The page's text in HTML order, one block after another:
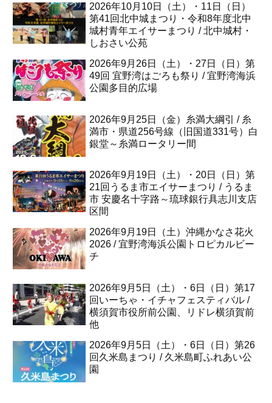
2026年10月10日（土）・11日（日）
第41回北中城まつり・令和8年度北中
城村青年エイサーまつり / 北中城村・
しおさい公苑
2026年9月26日（土）・27日（日）第
49回 宜野湾はごろも祭り / 宜野湾海浜
公園多目的広場
2026年9月25日（金）糸満大綱引 / 糸
満市・県道256号線（旧国道331号）白
銀堂～糸満ロータリー間
2026年9月19日（土）・20日（日）第
21回うるま市エイサーまつり / うるま
市 安慶名十字路～琉球銀行具志川支店
区間
2026年9月19日（土）沖縄かなさ花火
2026 / 宜野湾海浜公園トロピカルビー
チ
2026年9月5日（土）・6日（日）第17
回いーちゃ・イチャフェスティバル /
横須賀市役所前公園、リドレ横須賀前
他
2026年9月5日（土）・6日（日）第26
回久米島まつり / 久米島町ふれあい公
園